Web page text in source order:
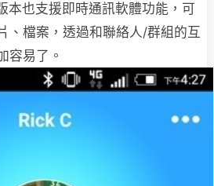
本也支援即時通訊軟體功能，可
、檔案，透過和聯絡人/群組的互
容易了。